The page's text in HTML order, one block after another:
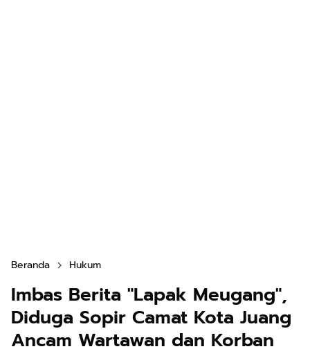
Beranda Hukum
Imbas Berita "Lapak Meugang",
Diduga Sopir Camat Kota Juang
Ancam Wartawan dan Korban